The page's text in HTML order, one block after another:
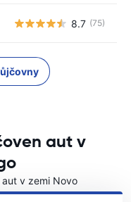
8.7 (75)
aut v
v zemi Novo